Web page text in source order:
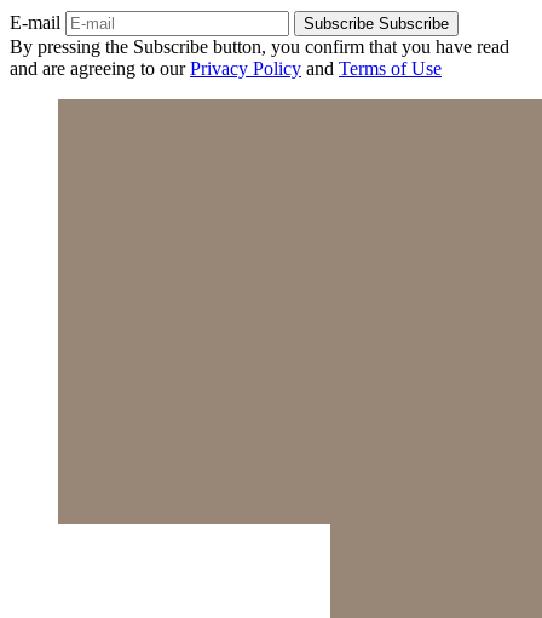
E-mail Subscribe Subscribe
By pressing the Subscribe button, you confirm that you have read
and are agreeing to ourPrivacy Policy and Terms of Use